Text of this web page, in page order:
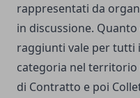
rappresentati da
in discussione.
raggiunti vale per tutti
categoria nel territorio
di Contratto e poi